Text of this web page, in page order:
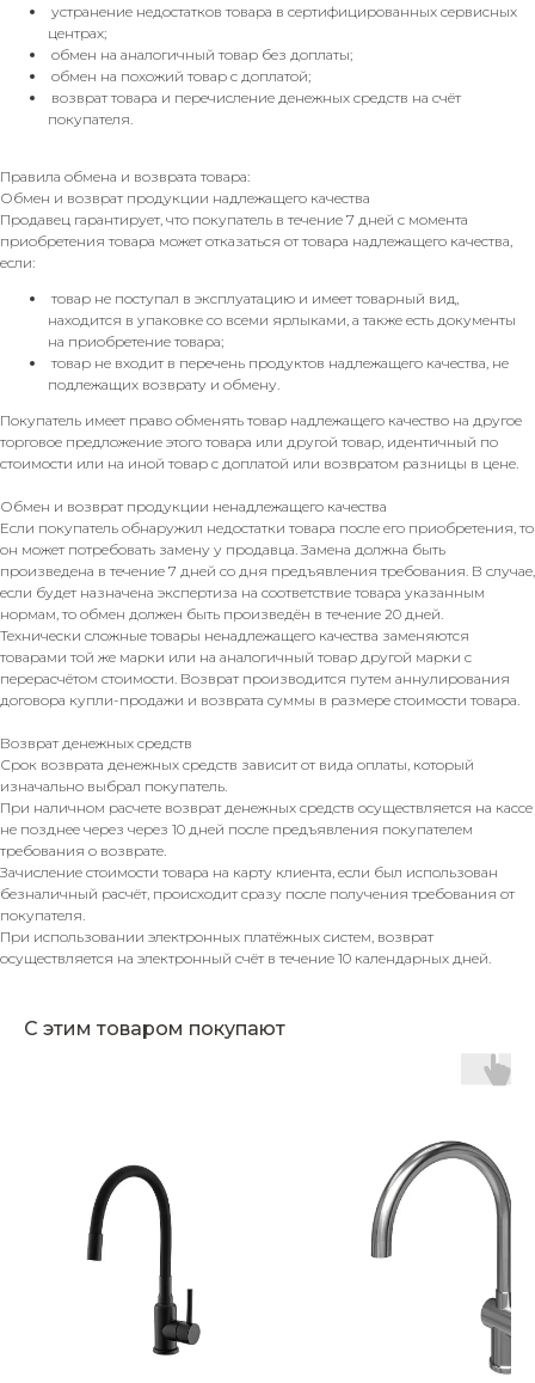
устранение недостатков товара в сертифицированных сервисных
центрах;
обмен на аналогичный товар без доплаты;
обмен на похожий товар с доплатой;
возврат товара и перечисление денежных средств на счёт
покупателя.
Правила обмена и возврата товара:
Обмен и возврат продукции надлежащего качества
Продавец гарантирует, что покупатель в течение 7 дней с момента
приобретения товара может отказаться от товара надлежащего качества,
если:
товар не поступал в эксплуатацию и имеет товарный вид,
находится в упаковке со всеми ярлыками, а также есть документы
на приобретение товара;
товар не входит в перечень продуктов надлежащего качества, не
подлежащих возврату и обмену.
Покупатель имеет право обменять товар надлежащего качество на другое
торговое предложение этого товара или другой товар, идентичный по
стоимости или на иной товар с доплатой или возвратом разницы в цене.
Обмен и возврат продукции ненадлежащего качества
Если покупатель обнаружил недостатки товара после его приобретения, то
он может потребовать замену у продавца. Замена должна быть
произведена в течение 7 дней со дня предъявления требования. В случае,
если будет назначена экспертиза на соответствие товара указанным
нормам, то обмен должен быть произведён в течение 20 дней.
Технически сложные товары ненадлежащего качества заменяются
товарами той же марки или на аналогичный товар другой марки с
перерасчётом стоимости. Возврат производится путем аннулирования
договора купли-продажи и возврата суммы в размере стоимости товара.
Возврат денежных средств
Срок возврата денежных средств зависит от вида оплаты, который
изначально выбрал покупатель.
При наличном расчете возврат денежных средств осуществляется на кассе
не позднее через через 10 дней после предъявления покупателем
требования о возврате.
Зачисление стоимости товара на карту клиента, если был использован
безналичный расчёт, происходит сразу после получения требования от
покупателя.
При использовании электронных платёжных систем, возврат
осуществляется на электронный счёт в течение 10 календарных дней.
С этим товаром покупают